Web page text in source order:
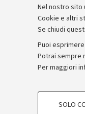
Nel nostro sito
Cookie e altri
Se chiudi
Puoi
Potrai sempre
Per maggiori
COOKIE DI
SOLO
Contatti e PEC
Uffici
Lavora con noi
Alumni